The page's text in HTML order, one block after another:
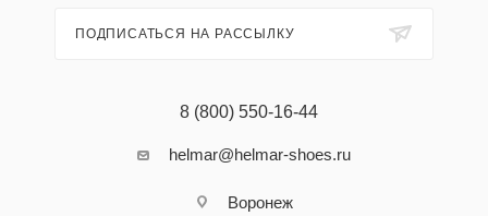
ПОДПИСАТЬСЯ НА РАССЫЛКУ
8 (800) 550-16-44
helmar@helmar-shoes.ru
Воронеж